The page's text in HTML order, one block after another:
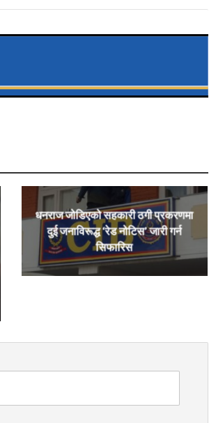
धनराज जोडिएको सहकारी ठगी प्रकरणमा
दुई जनाविरूद्ध ‘रेड नोटिस’ जारी गर्न
सिफारिस